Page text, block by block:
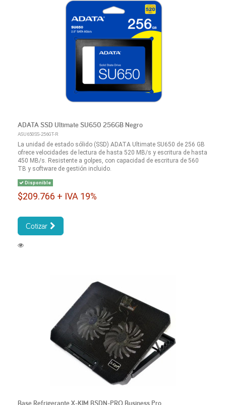
ADATA SSD Ultimate SU650 256GB Negro
ASU650SS-256GT-R
La unidad de estado sólido (SSD) ADATA Ultimate SU650 de 256 GB
ofrece velocidades de lectura de hasta 520 MB/s y escritura de hasta
450 MB/s. Resistente a golpes, con capacidad de escritura de 560
TB y software de gestión incluido.
Disponible
$209.766 + IVA 19%
Cotizar
Base Refrigerante X-KIM BSDN-PRO Business Pro